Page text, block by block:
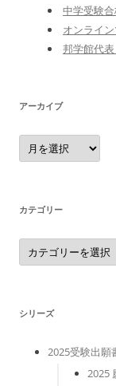
中学受験
オンライ
邦学館代
アーカイブ
ア
ー
カ
カテゴリー
カ
テ
ゴ
シリーズ
2025受験出願
2025